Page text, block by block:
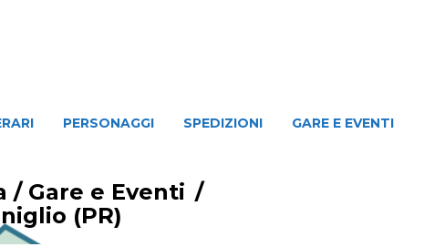
PERSONAGGI SPEDIZIONI GARE E EVENTI
/ Gare e Eventi /
(PR)